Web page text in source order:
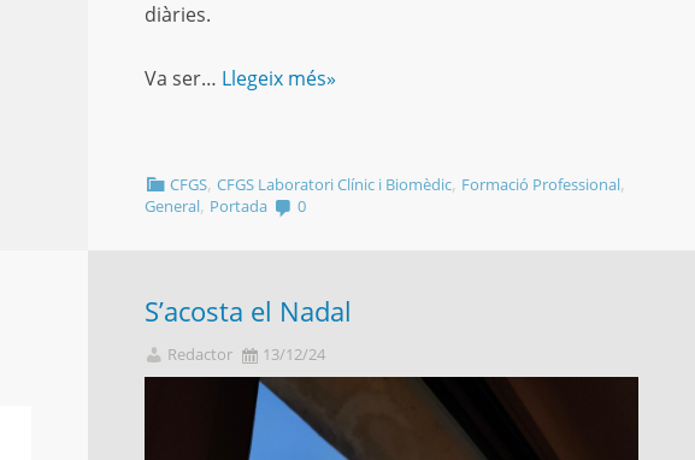
diàries.
Va ser… Llegeix més»
CFGS,CFGS Laboratori Clínic i Biomèdic, Formació Professional,
General, Portada 0
S’acosta el Nadal
Redactor 13/12/24